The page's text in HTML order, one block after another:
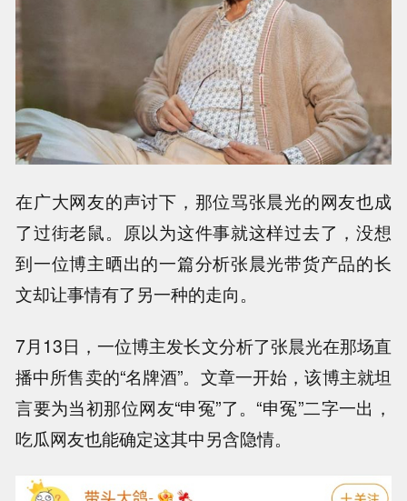
在广大网友的声讨下，那位骂张晨光的网友也成
了过街老鼠。原以为这件事就这样过去了，没想
到一位博主晒出的一篇分析张晨光带货产品的长
文却让事情有了另一种的走向。
7月13日，一位博主发长文分析了张晨光在那场直
播中所售卖的“名牌酒”。文章一开始，该博主就坦
言要为当初那位网友“申冤”了。“申冤”二字一出，
吃瓜网友也能确定这其中另含隐情。